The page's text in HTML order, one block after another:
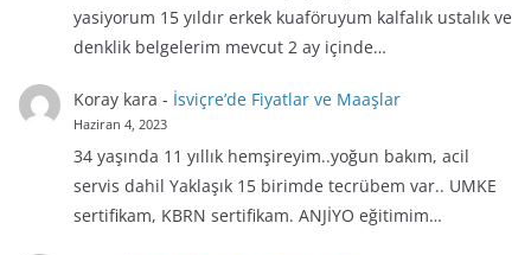
yasiyorum 15 yıldır erkek kuaföruyum kalfalık ustalık ve
denklik belgelerim mevcut 2 ay içinde…
Koray kara - İsviçre’de Fiyatlar ve Maaşlar
Haziran 4, 2023
34 yaşında 11 yıllık hemşireyim..yoğun bakım, acil
servis dahil Yaklaşık 15 birimde tecrübem var.. UMKE
sertifikam, KBRN sertifikam. ANJİYO eğitimim…